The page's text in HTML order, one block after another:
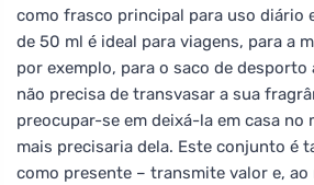
como frasco principal para uso diário
de 50 ml é ideal para viagens, para a
por exemplo, para o saco de
não precisa de transvasar a sua
preocupar-se em deixá-la em casa no
mais precisaria dela. Este conjunto é
como presente – transmite valor e, ao